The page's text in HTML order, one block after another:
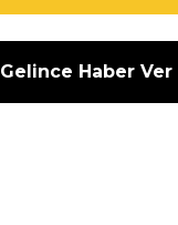
Gelince Haber Ver